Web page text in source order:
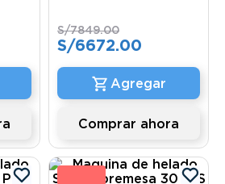
S/7849.00
S/6672.00
Comprar ahora